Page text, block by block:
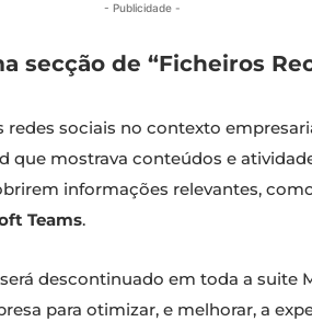
- Publicidade -
secção de “Ficheiros
redes sociais no contexto
que mostrava conteúdos e
informações relevantes,
Teams.
descontinuado em toda a suite
para otimizar, e melhorar, a